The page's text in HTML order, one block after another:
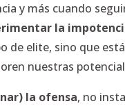
y más cuando
la
de elite, sino que
nuestras
la ofensa, no